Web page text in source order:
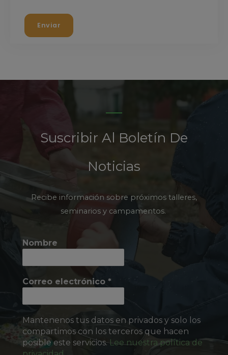
Suscribir Al Boletín De
Noticias
Recibe información sobre próximos talleres,
seminarios y campamentos.
Nombre
Correo electrónico *
Mantenenos tus datos en privados y solo los
compartimos con los terceros que hacen
posible este servicios.Lee nuestra política de